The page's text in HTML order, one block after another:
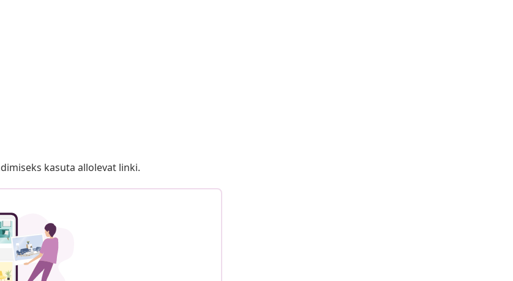
kasuta allolevat linki.